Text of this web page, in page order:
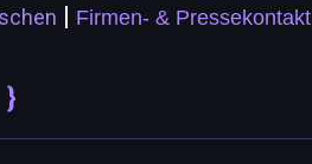
| Firmen- & Pressekontakt